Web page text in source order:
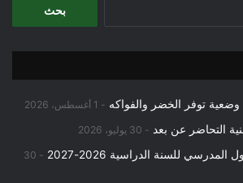
وضعية توفر الخضر والفواكه 1 أغسطس، 2026
التحاضر عن بعد 30 يوليو، 2026
للسنة الدراسية 2026-2027
30